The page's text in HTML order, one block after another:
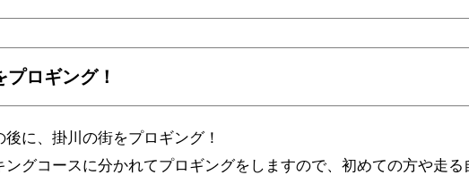
ロギング！
に、掛川の街をプロギング！
グコースに分かれてプロギングをしますので、初めての方や走